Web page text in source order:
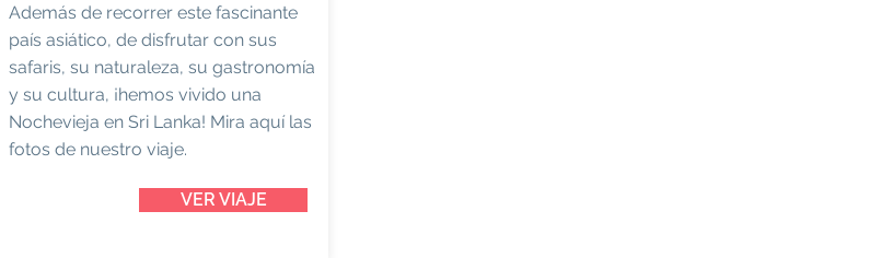
Además de recorrer este fascinante
país asiático, de disfrutar con sus
safaris, su naturaleza, su gastronomía
y su cultura, ¡hemos vivido una
Nochevieja en Sri Lanka! Mira aquí las
fotos de nuestro viaje.
VER VIAJE